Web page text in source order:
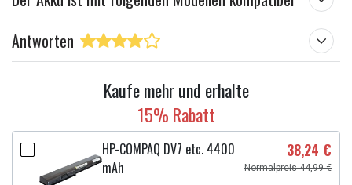
Antworten
Kaufe mehr und erhalte
15% Rabatt
HP-COMPAQ DV7 etc. 4400
mAh
38,24 €
Normalpreis 44,99 €